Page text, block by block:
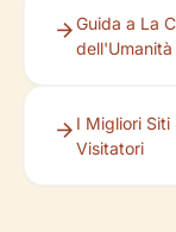
Guida a La
dell'Umanità
I Migliori Siti
Visitatori